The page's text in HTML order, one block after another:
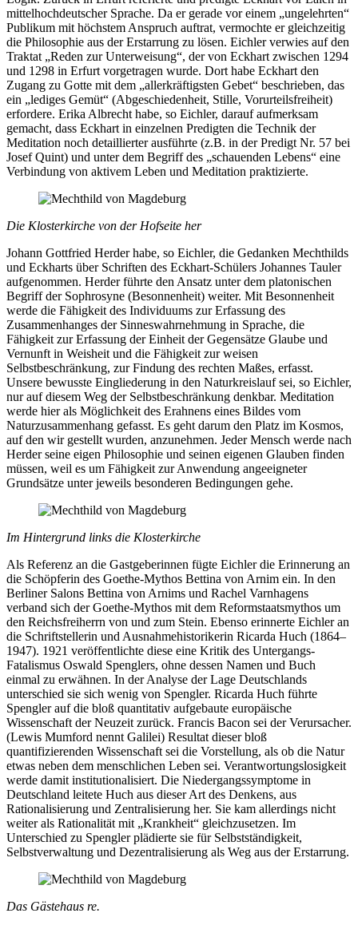
mittelhochdeutscher Sprache. Da er gerade vor einem „ungelehrten“
Publikum mit höchstem Anspruch auftrat, vermochte er gleichzeitig
die Philosophie aus der Erstarrung zu lösen. Eichler verwies auf den
Traktat „Reden zur Unterweisung“, der von Eckhart zwischen 1294
und 1298 in Erfurt vorgetragen wurde. Dort habe Eckhart den
Zugang zu Gotte mit dem „allerkräftigsten Gebet“ beschrieben, das
ein „lediges Gemüt“ (Abgeschiedenheit, Stille, Vorurteilsfreiheit)
erfordere. Erika Albrecht habe, so Eichler, darauf aufmerksam
gemacht, dass Eckhart in einzelnen Predigten die Technik der
Meditation noch detaillierter ausführte (z.B. in der Predigt Nr. 57 bei
Josef Quint) und unter dem Begriff des „schauenden Lebens“ eine
Verbindung von aktivem Leben und Meditation praktizierte.
Die Klosterkirche von der Hofseite her
Johann Gottfried Herder habe, so Eichler, die Gedanken Mechthilds
und Eckharts über Schriften des Eckhart-Schülers Johannes Tauler
aufgenommen. Herder führte den Ansatz unter dem platonischen
Begriff der Sophrosyne (Besonnenheit) weiter. Mit Besonnenheit
werde die Fähigkeit des Individuums zur Erfassung des
Zusammenhanges der Sinneswahrnehmung in Sprache, die
Fähigkeit zur Erfassung der Einheit der Gegensätze Glaube und
Vernunft in Weisheit und die Fähigkeit zur weisen
Selbstbeschränkung, zur Findung des rechten Maßes, erfasst.
Unsere bewusste Eingliederung in den Naturkreislauf sei, so Eichler,
nur auf diesem Weg der Selbstbeschränkung denkbar. Meditation
werde hier als Möglichkeit des Erahnens eines Bildes vom
Naturzusammenhang gefasst. Es geht darum den Platz im Kosmos,
auf den wir gestellt wurden, anzunehmen. Jeder Mensch werde nach
Herder seine eigen Philosophie und seinen eigenen Glauben finden
müssen, weil es um Fähigkeit zur Anwendung angeeigneter
Grundsätze unter jeweils besonderen Bedingungen gehe.
Im Hintergrund links die Klosterkirche
Als Referenz an die Gastgeberinnen fügte Eichler die Erinnerung an
die Schöpferin des Goethe-Mythos Bettina von Arnim ein. In den
Berliner Salons Bettina von Arnims und Rachel Varnhagens
verband sich der Goethe-Mythos mit dem Reformstaatsmythos um
den Reichsfreiherrn von und zum Stein. Ebenso erinnerte Eichler an
die Schriftstellerin und Ausnahmehistorikerin Ricarda Huch (1864–
1947). 1921 veröffentlichte diese eine Kritik des Untergangs-
Fatalismus Oswald Spenglers, ohne dessen Namen und Buch
einmal zu erwähnen. In der Analyse der Lage Deutschlands
unterschied sie sich wenig von Spengler. Ricarda Huch führte
Spengler auf die bloß quantitativ aufgebaute europäische
Wissenschaft der Neuzeit zurück. Francis Bacon sei der Verursacher.
(Lewis Mumford nennt Galilei) Resultat dieser bloß
quantifizierenden Wissenschaft sei die Vorstellung, als ob die Natur
etwas neben dem menschlichen Leben sei. Verantwortungslosigkeit
werde damit institutionalisiert. Die Niedergangssymptome in
Deutschland leitete Huch aus dieser Art des Denkens, aus
Rationalisierung und Zentralisierung her. Sie kam allerdings nicht
weiter als Rationalität mit „Krankheit“ gleichzusetzen. Im
Unterschied zu Spengler plädierte sie für Selbstständigkeit,
Selbstverwaltung und Dezentralisierung als Weg aus der Erstarrung.
Das Gästehaus re.